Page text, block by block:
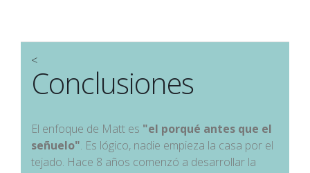
<
Conclusiones
El enfoque de Matt es "el porqué antes que el
señuelo". Es lógico, nadie empieza la casa por el
tejado. Hace 8 años comenzó a desarrollar la